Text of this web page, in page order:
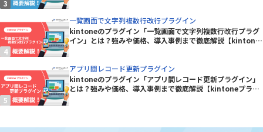
一覧画面で文字列複数行改行プラグイン
kintoneのプラグイン「一覧画面で文字列複数行改行プラグ
イン」とは？強みや価格、導入事例まで徹底解説【kintone
アプリ間レコード更新プラグイン
kintoneのプラグイン「アプリ間レコード更新プラグイン」
とは？強みや価格、導入事例まで徹底解説【kintoneプラグ